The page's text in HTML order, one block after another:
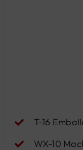
T-16
WX-10